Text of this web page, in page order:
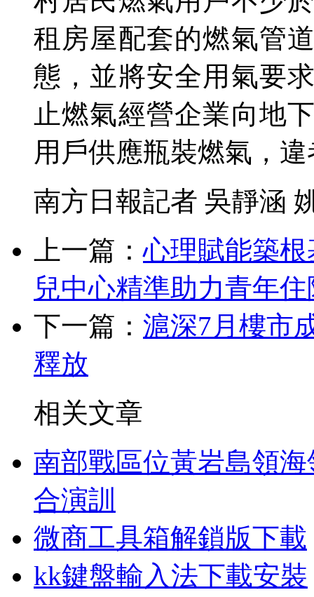
租房屋配套的燃氣管
態，並將安全用氣要
止燃氣經營企業向地
用戶供應瓶裝燃氣，
南方日報記者 吳靜涵
上一篇：心理賦能築
兒中心精準助力青年
下一篇： 滬深7月樓市
釋放
相关文章
南部戰區位黃岩島領
合演訓
微商工具箱解鎖版下載
kk鍵盤輸入法下載安裝